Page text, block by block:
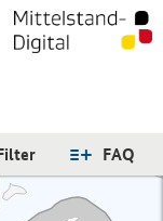
FAQ